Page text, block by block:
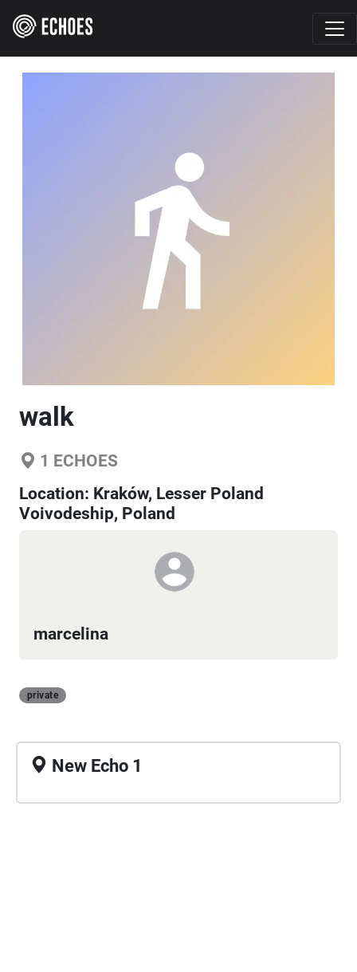
walk
1 ECHOES
Location: Kraków, Lesser Poland
Voivodeship, Poland
marcelina
private
New Echo 1